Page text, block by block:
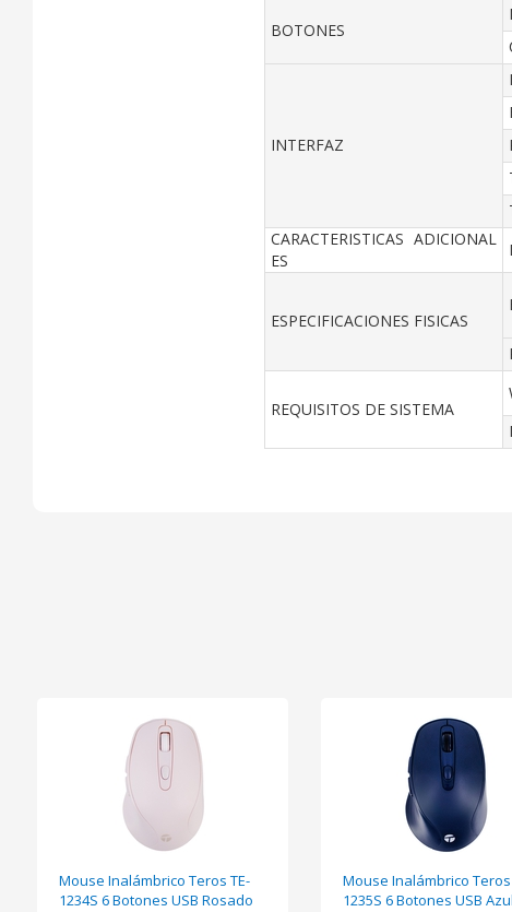
BOTONES
INTERFAZ
CARACTERISTICAS ADICIONAL
ES
ESPECIFICACIONES FISICAS
REQUISITOS DE SISTEMA
Mouse Inalámbrico Teros TE-
1234S 6 Botones USB Rosado
Mouse Inalámbrico Teros
1235S 6 Botones USB Azul